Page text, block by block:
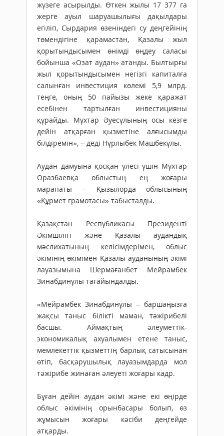
жүзеге асырылды. Өткен жылы 17 377 га
жерге ауыл шаруашылығы дақылдары
егіліп, Сырдария өзеніндегі су деңгейінің
төмендігіне қарамастан, Қазалы жыл
қорытындысымен өнімді өңдеу саласы
бойынша «Озат аудан» атанды. Былтырғы
жыл қорытындысымен негізгі капиталға
салынған инвестиция көлемі 5,9 млрд.
теңге, оның 50 пайызы жеке қаражат
есебінен тартылған инвестицияны
құрайды. Мұхтар Әуесұлының осы кезге
дейін атқарған қызметіне алғысымды
білдіремін», – деді Нұрлыбек Машбекұлы.
Аудан дамуына қосқан үлесі үшін Мұхтар
Оразбаевқа облыстың ең жоғары
марапаты – Қызылорда облысының
«Құрмет грамотасы» табысталды.
Қазақстан Республикасы Президенті
Әкімшілігі және Қазалы аудандық
мәслихатының келісімдерімен, облыс
әкімінің өкімімен Қазалы ауданының әкімі
лауазымына Шермағанбет Мейрамбек
Зинабдинұлы тағайындалды.
«Мейрамбек Зинабдинұлы – баршаңызға
жақсы таныс білікті маман, тәжірибелі
басшы. Аймақтың әлеуметтік-
экономикалық ахуалымен етене таныс,
мемлекеттік қызметтің барлық сатысынан
өтіп, басқарушылық лауазымдарда мол
тәжірибе жинаған әлеуеті жоғары кадр.
Бұған дейін аудан әкімі және екі өңірде
облыс әкімінің орынбасары болып, өз
жұмысын жоғары кәсіби деңгейде
атқарды.